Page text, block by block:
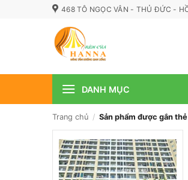
468 TÔ NGỌC VÂN - THỦ ĐỨC -
DANH MỤC
Trang chủ / Sản phẩm được gắn